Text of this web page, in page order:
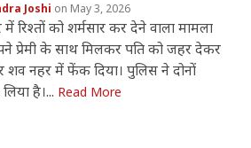
Joshi May 3, 2026
रिश्तों को शर्मसार कर देने वाला मामला
प्रेमी के साथ मिलकर पति को जहर देकर
शव नहर में फेंक दिया। पुलिस ने दोनों
है।... Read More